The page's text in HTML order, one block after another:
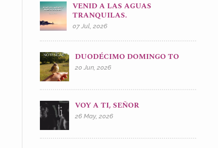
VENID A LAS AGUAS
TRANQUILAS.
07 Jul, 2026
DUODÉCIMO DOMINGO TO
20 Jun, 2026
VOY A TI, SEÑOR
26 May, 2026